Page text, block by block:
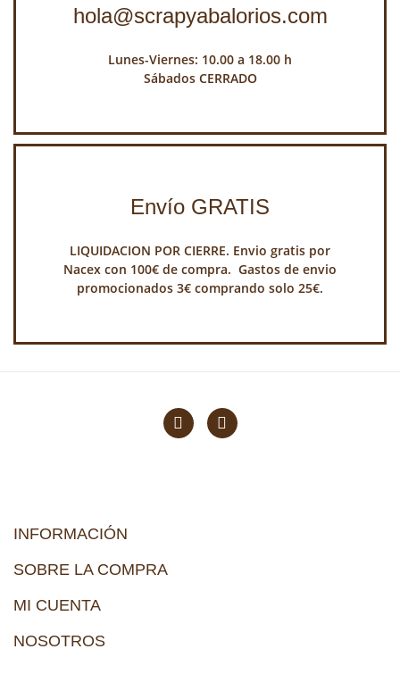
hola@scrapyabalorios.com
Lunes-Viernes: 10.00 a 18.00 h
Sábados CERRADO
Envío GRATIS
LIQUIDACION POR CIERRE. Envio gratis por
Nacex con 100€ de compra. Gastos de envio
promocionados 3€ comprando solo 25€.
INFORMACIÓN
SOBRE LA COMPRA
MI CUENTA
NOSOTROS